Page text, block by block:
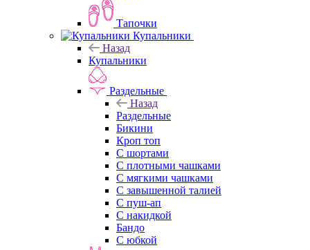
Тапочки
Купальники
Назад
Купальники
Раздельные
Назад
Раздельные
Бикини
Кроп топ
С шортами
С плотными чашками
С мягкими чашками
С завышенной талией
С пуш-ап
С накидкой
Бандо
С юбкой